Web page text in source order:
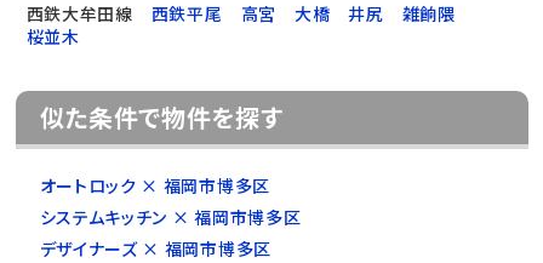
西鉄大牟田線
西鉄平尾 高宮 大橋 井尻
雑餉隈
桜並木
似た条件で物件を探す
オートロック × 福岡市博多区
システムキッチン × 福岡市博多区
デザイナーズ × 福岡市博多区